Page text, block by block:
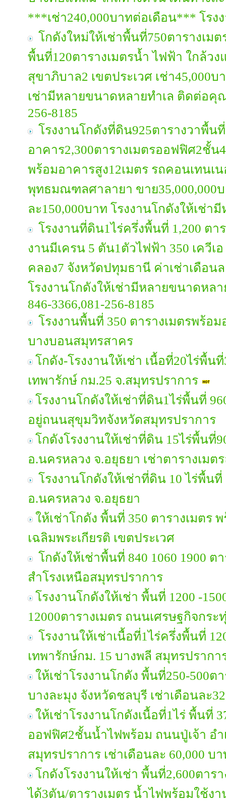
***เช่า240,000บาทต่อเดือน*** โรง
โกดังใหม่ให้เช่าพื้นที่750ตารางเม
พื้นที่120ตารางเมตรน้ำ ไฟฟ้า ใกล้ว
สุขาภิบาล2 เขตประเวศ เช่า45,000
เช่ามีหลายขนาดหลายทำเล ติดต่อคุณ
256-8185
โรงงานโกดังที่ดิน925ตารางวาพื้น
อาคาร2,300ตารางเมตรออฟฟิศ2ชั้น
พร้อมอาคารสูง12เมตร รถคอนเทนเ
พุทธมณฑลศาลายา ขาย35,000,000
ละ150,000บาท โรงงานโกดังให้เช่
โรงงานที่ดิน1ไร่ครึ่งพื้นที่ 1,200 ต
งานมีเครน 5 ตัน1ตัวไฟฟ้า 350 เควี
คลอง7 จังหวัดปทุมธานี ค่าเช่าเดือน
โรงงานโกดังให้เช่ามีหลายขนาดหล
846-3366,081-256-8185
โรงงานพื้นที่ 350 ตารางเมตรพร้
บางบอนสมุทรสาคร
โกดัง-โรงงานให้เช่า เนื้อที่20ไร่พื้น
เทพารักษ์ กม.25 จ.สมุทรปราการ
โรงงานโกดังให้เช่าที่ดิน1ไร่พื้นที่
อยู่ถนนสุขุมวิทจังหวัดสมุทรปราการ
โกดังโรงงานให้เช่าที่ดิน 15ไร่พื้นที่
อ.นครหลวง จ.อยุธยา เช่าตารางเมต
โรงงานโกดังให้เช่าที่ดิน 10 ไร่พื้นที่
อ.นครหลวง จ.อยุธยา
ให้เช่าโกดัง พื้นที่ 350 ตารางเมตร
เฉลิมพระเกียรติ เขตประเวศ
โกดังให้เช่าพื้นที่ 840 1060 1900 ต
สำโรงเหนือสมุทรปราการ
โรงงานโกดังให้เช่า พื้นที่ 1200 -
12000ตารางเมตร ถนนเศรษฐกิจกร
โรงงานให้เช่าเนื้อที่1ไร่ครึ่งพื้นที่
เทพารักษ์กม. 15 บางพลี สมุทรปรากา
ให้เช่าโรงงานโกดัง พื้นที่250-500ต
บางละมุง จังหวัดชลบุรี เช่าเดือนละ
ให้เช่าโรงงานโกดังเนื้อที่1ไร่ พื้นที่
ออฟฟิศ2ชั้นน้ำไฟพร้อม ถนนปู่เจ้า อำ
สมุทรปราการ เช่าเดือนละ 60,000 บ
โกดังโรงงานให้เช่า พื้นที่2,600ตาร
ได้3ตัน/ตารางเมตร น้ำไฟพร้อมใช้ง